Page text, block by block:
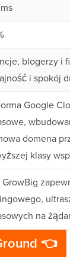
blogerzy i
i spokój
Google
domena
klasy
GrowBig
na
👈